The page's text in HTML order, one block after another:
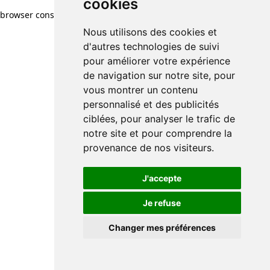
cookies
Nous utilisons des cookies et
d'autres technologies de suivi
pour améliorer votre expérience
de navigation sur notre site, pour
vous montrer un contenu
personnalisé et des publicités
ciblées, pour analyser le trafic de
notre site et pour comprendre la
provenance de nos visiteurs.
J'accepte
Je refuse
Changer mes préférences
browser console for more information)